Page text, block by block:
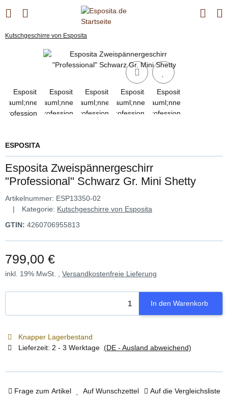
Kutschgeschirre von Esposita
ESPOSITA
Esposita Zweispännergeschirr
"Professional" Schwarz Gr. Mini Shetty
Artikelnummer: ESP13350-02
Kategorie: Kutschgeschirre von Esposita
GTIN: 4260706955813
799,00 €
inkl. 19% MwSt. , Versandkostenfreie Lieferung
In den Warenkorb
Knapper Lagerbestand
Lieferzeit: 2 - 3 Werktage (DE - Ausland abweichend)
Frage zum Artikel Auf Wunschzettel Auf die Vergleichsliste